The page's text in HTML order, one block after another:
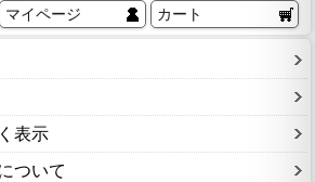
マイページ カート
表示
ついて